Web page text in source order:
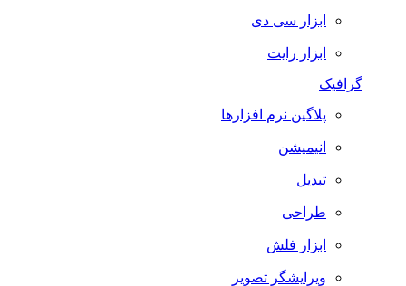
ابزار سی دی
ابزار رایت
گرافیک
پلاگین نرم افزارها
انیمیشن
تبدیل
طراحی
ابزار فلش
ویرایشگر تصویر